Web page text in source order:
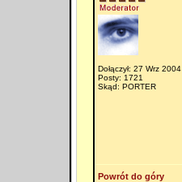
Dołączył: 27 Wrz 2004
Posty: 1721
Skąd: PORTER
Powrót do góry